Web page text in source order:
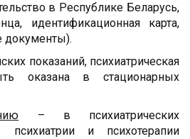
в Республике Беларусь,
идентификационная карта,
документы).
показаний, психиатрическая
оказана в стационарных
– в психиатрических
и психотерапии